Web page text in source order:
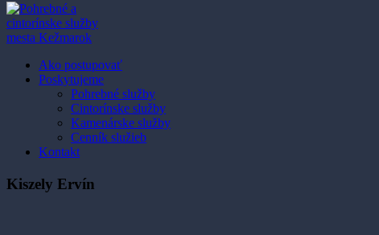
Ako postupovať
Poskytujeme
Pohrebné služby
Cintorínske služby
Kamenárske služby
Cenník služieb
Kontakt
Kiszely Ervín